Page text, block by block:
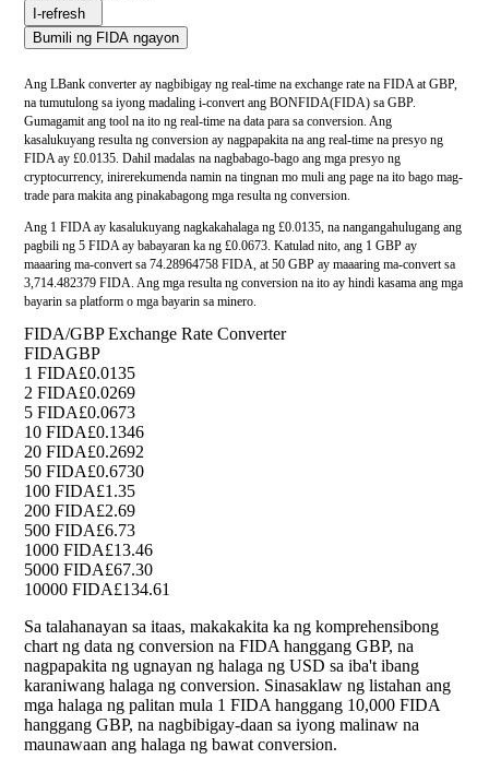
I-refresh
Bumili ng FIDA ngayon
Ang LBank converter ay nagbibigay ng real-time na exchange rate na FIDA at GBP,
na tumutulong sa iyong madaling i-convert ang BONFIDA(FIDA) sa GBP.
Gumagamit ang tool na ito ng real-time na data para sa conversion. Ang
kasalukuyang resulta ng conversion ay nagpapakita na ang real-time na presyo ng
FIDA ay £0.0135. Dahil madalas na nagbabago-bago ang mga presyo ng
cryptocurrency, inirerekumenda namin na tingnan mo muli ang page na ito bago mag-
trade para makita ang pinakabagong mga resulta ng conversion.
Ang 1 FIDA ay kasalukuyang nagkakahalaga ng £0.0135, na nangangahulugang ang
pagbili ng 5 FIDA ay babayaran ka ng £0.0673. Katulad nito, ang 1 GBP ay
maaaring ma-convert sa 74.28964758 FIDA, at 50 GBP ay maaaring ma-convert sa
3,714.482379 FIDA. Ang mga resulta ng conversion na ito ay hindi kasama ang mga
bayarin sa platform o mga bayarin sa minero.
FIDA/GBP Exchange Rate Converter
FIDAGBP
1 FIDA£0.0135
2 FIDA£0.0269
5 FIDA£0.0673
10 FIDA£0.1346
20 FIDA£0.2692
50 FIDA£0.6730
100 FIDA£1.35
200 FIDA£2.69
500 FIDA£6.73
1000 FIDA£13.46
5000 FIDA£67.30
10000 FIDA£134.61
Sa talahanayan sa itaas, makakakita ka ng komprehensibong
chart ng data ng conversion na FIDA hanggang GBP, na
nagpapakita ng ugnayan ng halaga ng USD sa iba't ibang
karaniwang halaga ng conversion. Sinasaklaw ng listahan ang
mga halaga ng palitan mula 1 FIDA hanggang 10,000 FIDA
hanggang GBP, na nagbibigay-daan sa iyong malinaw na
maunawaan ang halaga ng bawat conversion.